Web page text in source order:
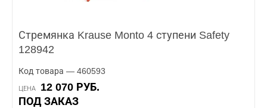
Стремянка Krause Monto 4 ступени Safety
128942
Код товара — 460593
ЦЕНА
12 070 РУБ.
ПОД ЗАКАЗ